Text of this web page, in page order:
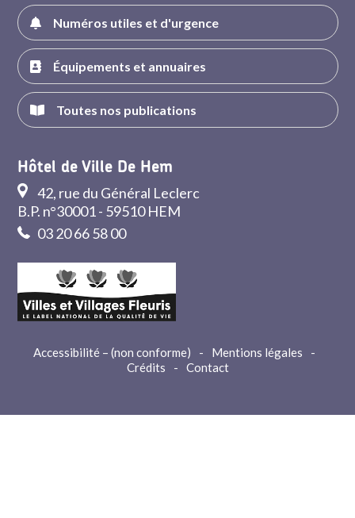
Numéros utiles et d'urgence
Équipements et annuaires
Toutes nos publications
Hôtel de Ville De Hem
42, rue du Général Leclerc
B.P. n°30001 - 59510 HEM
03 20 66 58 00
Accessibilité – (non conforme) - Mentions légales
-
Crédits
- Contact